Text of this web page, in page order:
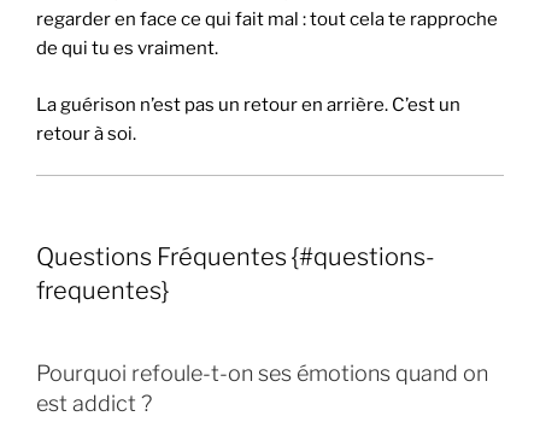
regarder en face ce qui fait mal : tout cela te rapproche
de qui tu es vraiment.
La guérison n’est pas un retour en arrière. C’est un
retour à soi.
Questions Fréquentes {#questions-
frequentes}
Pourquoi refoule-t-on ses émotions quand on
est addict ?